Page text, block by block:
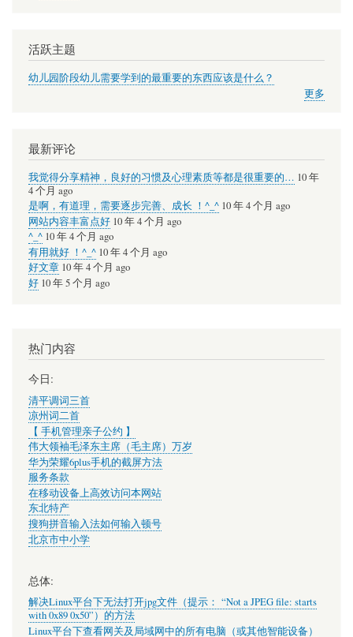
活跃主题
幼儿园阶段幼儿需要学到的最重要的东西应该是什么？
更多
最新评论
我觉得分享精神，良好的习惯及心理素质等都是很重要的… 10 年
4 个月 ago
是啊，有道理，需要逐步完善、成长 ！^_^ 10 年 4 个月 ago
网站内容丰富点好 10 年 4 个月 ago
^_^ 10 年 4 个月 ago
有用就好 ！^_^ 10 年 4 个月 ago
好文章 10 年 4 个月 ago
好 10 年 5 个月 ago
热门内容
今日:
清平调词三首
凉州词二首
【 手机管理亲子公约 】
伟大领袖毛泽东主席（毛主席）万岁
华为荣耀6plus手机的截屏方法
服务条款
在移动设备上高效访问本网站
东北特产
搜狗拼音输入法如何输入顿号
北京市中小学
总体:
解决Linux平台下无法打开jpg文件（提示： “Not a JPEG file: starts
with 0x89 0x50”）的方法
Linux平台下查看网关及局域网中的所有电脑（或其他智能设备）